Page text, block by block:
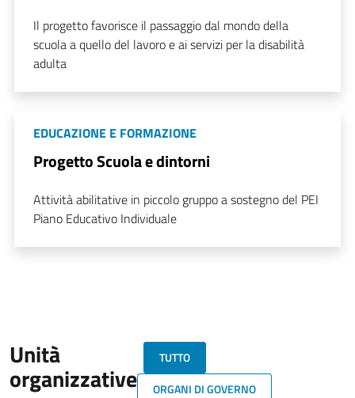
Il progetto favorisce il passaggio dal mondo della
scuola a quello del lavoro e ai servizi per la disabilità
adulta
EDUCAZIONE E FORMAZIONE
Progetto Scuola e dintorni
Attività abilitative in piccolo gruppo a sostegno del PEI
Piano Educativo Individuale
Unità
organizzative
TUTTO
ORGANI DI GOVERNO